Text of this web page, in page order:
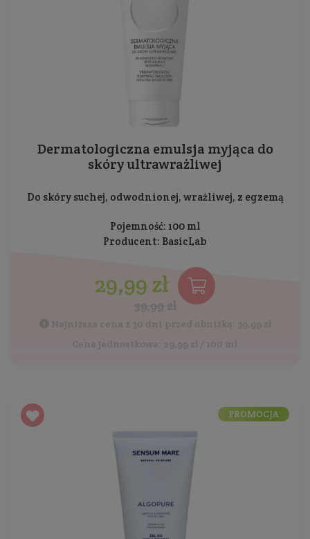
Dermatologiczna emulsja myjąca do
skóry ultrawrażliwej
Do skóry suchej, odwodnionej, wrażliwej, z egzemą
Pojemność: 100 ml
Producent: BasicLab
29,99 zł
39,99 zł
Najniższa cena z 30 dni przed obniżką: 39,99 zł
Cena jednostkowa: 29,99 zł / 100 ml
PROMOCJA